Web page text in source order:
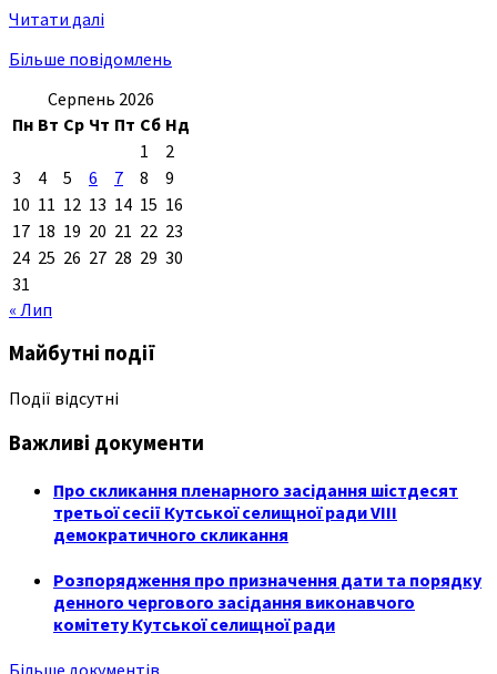
Читати далі
Більше повідомлень
Серпень 2026
Пн Вт Ср Чт Пт Сб Нд
1
2
3
4 5 6 7 8
9
10 11 12 13 14 15 16
17 18 19 20 21 22 23
24 25 26 27 28 29 30
31
« Лип
Майбутні події
Події відсутні
Важливі документи
Про скликання пленарного засідання шістдесят
третьої сесії Кутської селищної ради VIII
демократичного скликання
Розпорядження про призначення дати та порядку
денного чергового засідання виконавчого
комітету Кутської селищної ради